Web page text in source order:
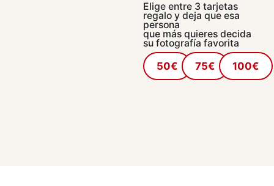
Elige entre 3 tarjetas
regalo y deja que esa
persona
que más quieres decida
su fotografía favorita
50€ 75€ 100€